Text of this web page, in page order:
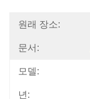
원래 장소:
문서:
모델:
년: